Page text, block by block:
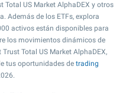
Total US Market AlphaDEX y otros
Además de los ETFs, explora
activos están disponibles para
los movimientos dinámicos de
Total US Market AlphaDEX,
tus oportunidades de trading